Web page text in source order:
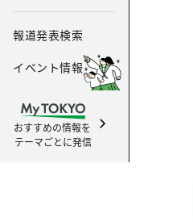
報道発表検索
イベント情報
おすすめの情報を
テーマごとに発信